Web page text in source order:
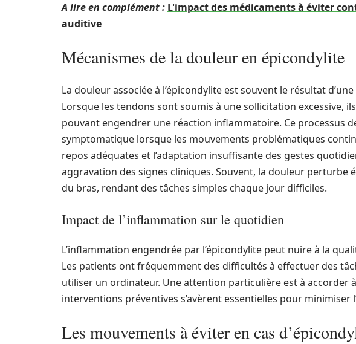
A lire en complément : L'impact des médicaments à éviter
auditive
Mécanismes de la douleur en épicondylite
La douleur associée à l’épicondylite est souvent le résultat
Lorsque les tendons sont soumis à une sollicitation excessive,
pouvant engendrer une réaction inflammatoire. Ce processus
symptomatique lorsque les mouvements problématiques
repos adéquates et l’adaptation insuffisante des gestes
aggravation des signes cliniques. Souvent, la douleur perturbe
du bras, rendant des tâches simples chaque jour difficiles.
Impact de l’inflammation sur le quotidien
L’inflammation engendrée par l’épicondylite peut nuire à la
Les patients ont fréquemment des difficultés à effectuer des
utiliser un ordinateur. Une attention particulière est à accorder
interventions préventives s’avèrent essentielles pour minimiser
Les mouvements à éviter en cas